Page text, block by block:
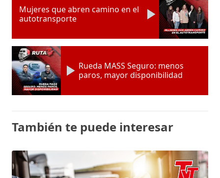
Mujeres que abren camino en el
autotransporte
Rueda MASS Seguro: menos
paros, mayor disponibilidad
También te puede interesar